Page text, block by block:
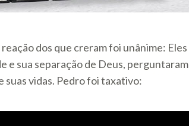
dos que creram foi unânime: Eles
e sua separação de Deus, perguntaram
suas vidas. Pedro foi taxativo: